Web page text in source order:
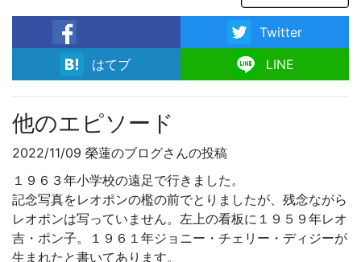
facebook
Twitter
はてブ
LINE
他のエピソード
2022/11/09 榮蓮のブログさんの投稿
１９６３年小学校の遠足で行きました。
記念写真をレオポンの檻の前でとりましたが、残念ながら
レオポンは写っていません。左上の看板に１９５９年レオ
吉・ポン子。１９６１年ジョニー・チェリー・ディジーが
生まれたと書いてあります。